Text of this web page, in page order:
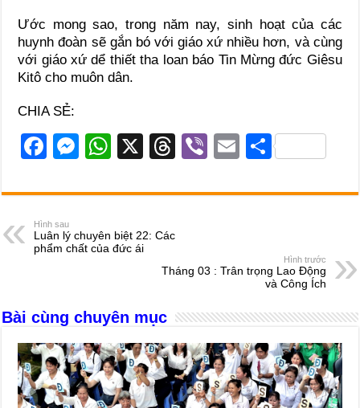
Ước mong sao, trong năm nay, sinh hoạt của các
huynh đoàn sẽ gắn bó với giáo xứ nhiều hơn, và cùng
với giáo xứ dể thiết tha loan báo Tin Mừng đức Giêsu
Kitô cho muôn dân.
CHIA SẺ:
F
c
e
b
k
M
ss
n
W
at
A
X
T
e
s
Vi
er
E
ail
S
ar
Hình sau
Luân lý chuyên biệt 22: Các
phẩm chất của đức ái
Hình trước
Tháng 03 : Trân trọng Lao Động
và Công Ích
Bài cùng chuyên mục